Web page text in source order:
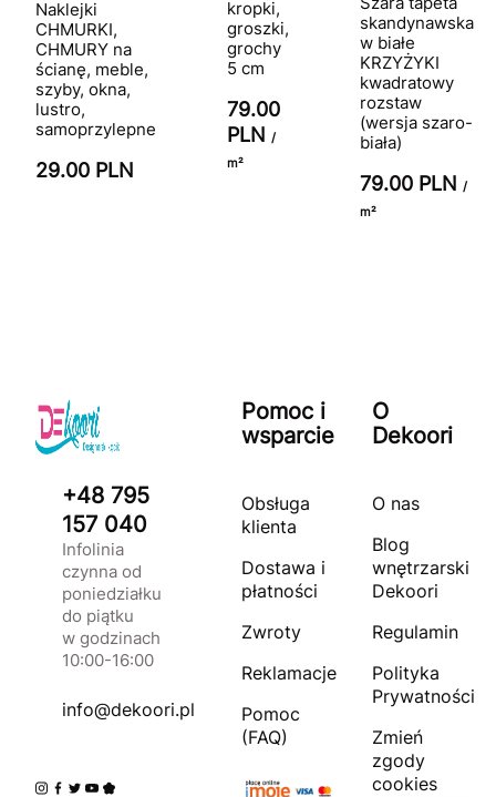
Naklejki
CHMURKI,
CHMURY na
ścianę, meble,
szyby, okna,
lustro,
samoprzylepne
29.00 PLN
kropki,
groszki,
grochy
5 cm
79.00
PLN /
m²
skandynawska
w białe
KRZYŻYKI
kwadratowy
rozstaw
(wersja szaro-
biała)
79.00 PLN /
m²
+48 795
157 040
Infolinia
czynna od
poniedziałku
do piątku
w godzinach
10:00-16:00
info@dekoori.pl
Pomoc i
wsparcie
Obsługa
klienta
Dostawa i
płatności
Zwroty
Reklamacje
Pomoc
(FAQ)
O
Dekoori
O nas
Blog
wnętrzarski
Dekoori
Regulamin
Polityka
Prywatności
Zmień
zgody
cookies